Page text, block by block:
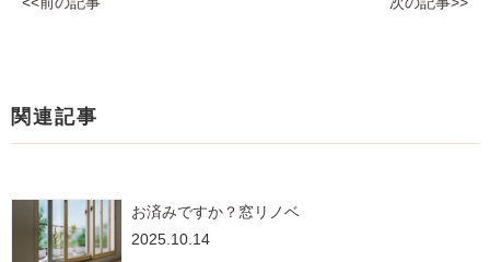
関連記事
お済みですか？窓リノベ
2025.10.14